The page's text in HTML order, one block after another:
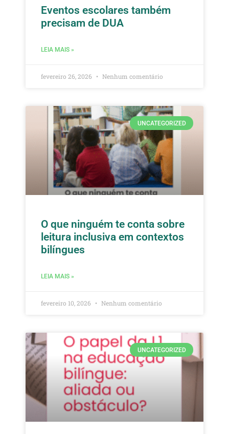
Eventos escolares também
precisam de DUA
LEIA MAIS »
fevereiro 26, 2026 Nenhum comentário
UNCATEGORIZED
O que ninguém te conta sobre
leitura inclusiva em contextos
bilíngues
LEIA MAIS »
fevereiro 10, 2026 Nenhum comentário
UNCATEGORIZED